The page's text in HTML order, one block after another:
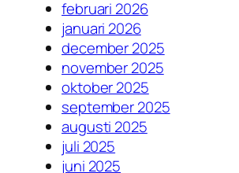
februari 2026
januari 2026
december 2025
november 2025
oktober 2025
september 2025
augusti 2025
juli 2025
juni 2025